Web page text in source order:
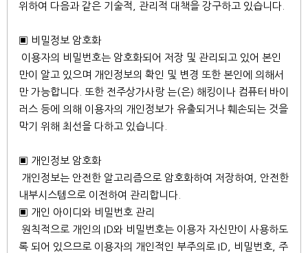
위하여 다음과 같은 기술적, 관리적 대책을 강구하고 있습니다.
▣ 비밀정보 암호화
이용자의 비밀번호는 암호화되어 저장 및 관리되고 있어 본인
만이 알고 있으며 개인정보의 확인 및 변경 또한 본인에 의해서
만 가능합니다. 또한 전주상가사랑 는(은) 해킹이나 컴퓨터 바이
러스 등에 의해 이용자의 개인정보가 유출되거나 훼손되는 것을
막기 위해 최선을 다하고 있습니다.
▣ 개인정보 암호화
개인정보는 안전한 알고리즘으로 암호화하여 저장하여, 안전한
내부시스템으로 이전하여 관리합니다.
▣ 개인 아이디와 비밀번호 관리
원칙적으로 개인의 ID와 비밀번호는 이용자 자신만이 사용하도
록 되어 있으므로 이용자의 개인적인 부주의로 ID, 비밀번호, 주